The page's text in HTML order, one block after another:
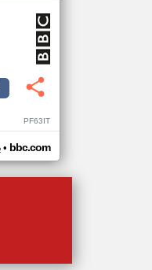
PF63IT
• bbc.com